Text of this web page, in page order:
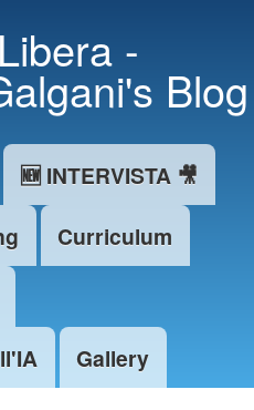
-
Blog
🆕 INTERVISTA 🎥
Curriculum
Gallery